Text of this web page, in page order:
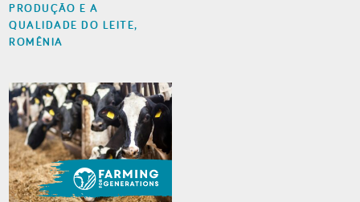
PRODUÇÃO E A
QUALIDADE DO LEITE,
ROMÊNIA